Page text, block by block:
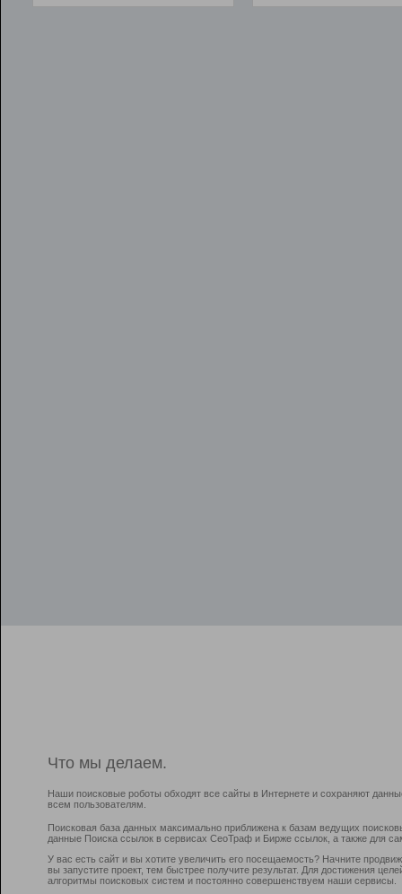
Что мы делаем.
Наши поисковые роботы обходят все сайты в Интернете и сохраняют
всем пользователям.
Поисковая база данных максимально приближена к базам ведущих
данные Поиска ссылок в сервисах СеоТраф и Бирже ссылок, а также для
У вас есть сайт и вы хотите увеличить его посещаемость? Начните
вы запустите проект, тем быстрее получите результат. Для достижения
алгоритмы поисковых систем и постоянно совершенствуем наши сервисы.